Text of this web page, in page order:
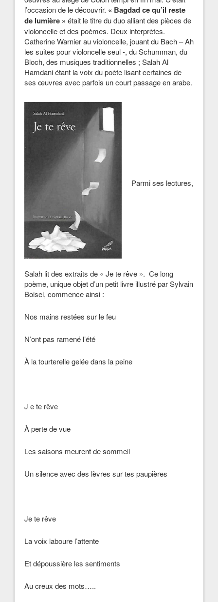
l’occasion de le découvrir. « Bagdad ce qu’il reste
de lumière » était le titre du duo alliant des pièces de
violoncelle et des poèmes. Deux interprètes.
Catherine Warnier au violoncelle, jouant du Bach – Ah
les suites pour violoncelle seul -, du Schumman, du
Bloch, des musiques traditionnelles ; Salah Al
Hamdani étant la voix du poète lisant certaines de
ses œuvres avec parfois un court passage en arabe.
Parmi ses lectures,
Salah lit des extraits de « Je te rêve ». Ce long
poème, unique objet d’un petit livre illustré par Sylvain
Boisel, commence ainsi :
Nos mains restées sur le feu
N’ont pas ramené l’été
À la tourterelle gelée dans la peine
J e te rêve
À perte de vue
Les saisons meurent de sommeil
Un silence avec des lèvres sur tes paupières
Je te rêve
La voix laboure l’attente
Et dépoussière les sentiments
Au creux des mots…..